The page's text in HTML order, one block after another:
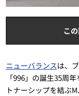
こ
ニューバランスは、
「996」の誕生35周
トナーシップを結ぶ